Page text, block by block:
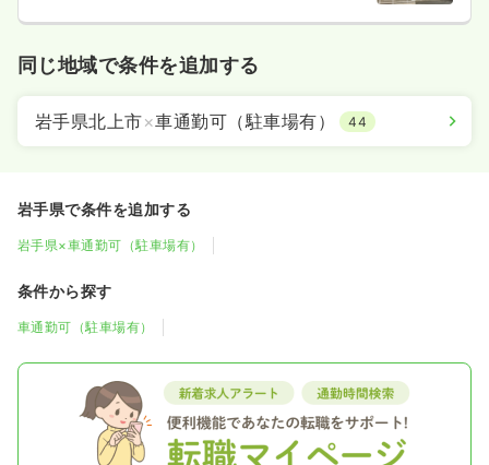
同じ地域で条件を追加する
岩手県北上市×車通勤可（駐車場有） 44
岩手県で条件を追加する
岩手県×車通勤可（駐車場有）
条件から探す
車通勤可（駐車場有）